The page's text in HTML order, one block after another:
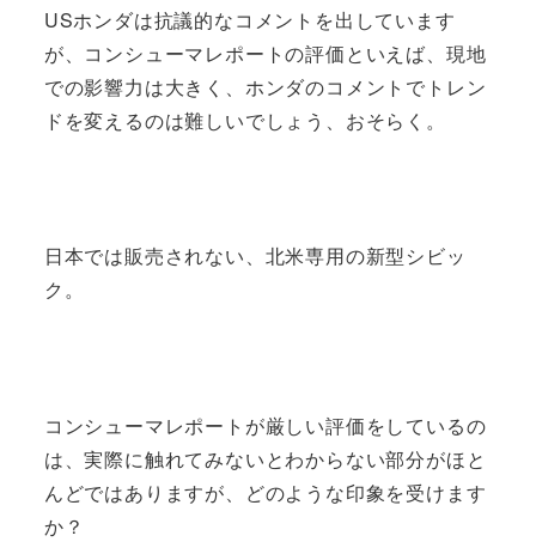
USホンダは抗議的なコメントを出しています
が、コンシューマレポートの評価といえば、現地
での影響力は大きく、ホンダのコメントでトレン
ドを変えるのは難しいでしょう、おそらく。
日本では販売されない、北米専用の新型シビッ
ク。
コンシューマレポートが厳しい評価をしているの
は、実際に触れてみないとわからない部分がほと
んどではありますが、どのような印象を受けます
か？